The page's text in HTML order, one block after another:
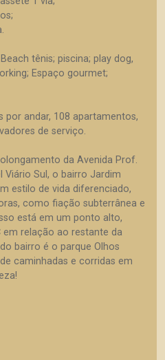
tênis; piscina; play dog,
Espaço gourmet;
por andar, 108 apartamentos,
de serviço.
da Avenida Prof.
Viário Sul, o bairro Jardim
estilo de vida diferenciado,
como fiação subterrânea e
está em um ponto alto,
em relação ao restante da
bairro é o parque Olhos
caminhadas e corridas em